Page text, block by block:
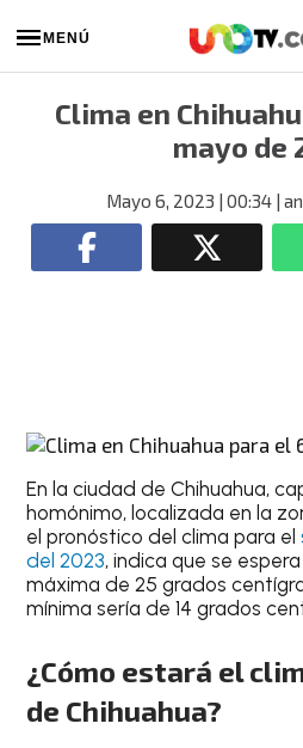
MENÚ
Clima en
mayo de
Mayo 6, 2023 | 00:34|
En la ciudad deChihuahua,
homónimo, localizada en la
elpronóstico del clima para el
del 2023, indica que se
máxima de 25 grados
mínima sería de 14 grados
¿Cómo estará el
de Chihuahua?